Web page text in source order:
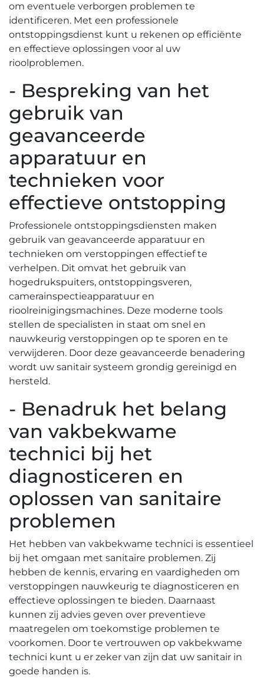
om eventuele verborgen problemen te
identificeren.​ Met een professionele
ontstoppingsdienst kunt u rekenen op efficiënte
en effectieve oplossingen voor al uw
rioolproblemen.
- Bespreking van het
gebruik van
geavanceerde
apparatuur en
technieken voor
effectieve ontstopping
Professionele ontstoppingsdiensten maken
gebruik van geavanceerde apparatuur en
technieken om verstoppingen effectief te
verhelpen. Dit omvat het gebruik van
hogedrukspuiters, ontstoppingsveren,
camerainspectieapparatuur en
rioolreinigingsmachines.​ Deze moderne tools
stellen de specialisten in staat om snel en
nauwkeurig verstoppingen op te sporen en te
verwijderen. Door deze geavanceerde benadering
wordt uw sanitair systeem grondig gereinigd en
hersteld.​
- Benadruk het belang
van vakbekwame
technici bij het
diagnosticeren en
oplossen van sanitaire
problemen
Het hebben van vakbekwame technici is essentieel
bij het omgaan met sanitaire problemen. Zij
hebben de kennis, ervaring en vaardigheden om
verstoppingen nauwkeurig te diagnosticeren en
effectieve oplossingen te bieden.​ Daarnaast
kunnen zij advies geven over preventieve
maatregelen om toekomstige problemen te
voorkomen.​ Door te vertrouwen op vakbekwame
technici kunt u er zeker van zijn dat uw sanitair in
goede handen is.​